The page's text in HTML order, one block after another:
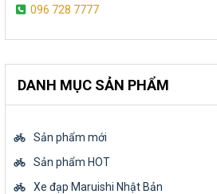
096 728 7777
DANH MỤC SẢN PHẨM
Sản phẩm mới
Sản phẩm HOT
Xe đạp Maruishi Nhật Bản